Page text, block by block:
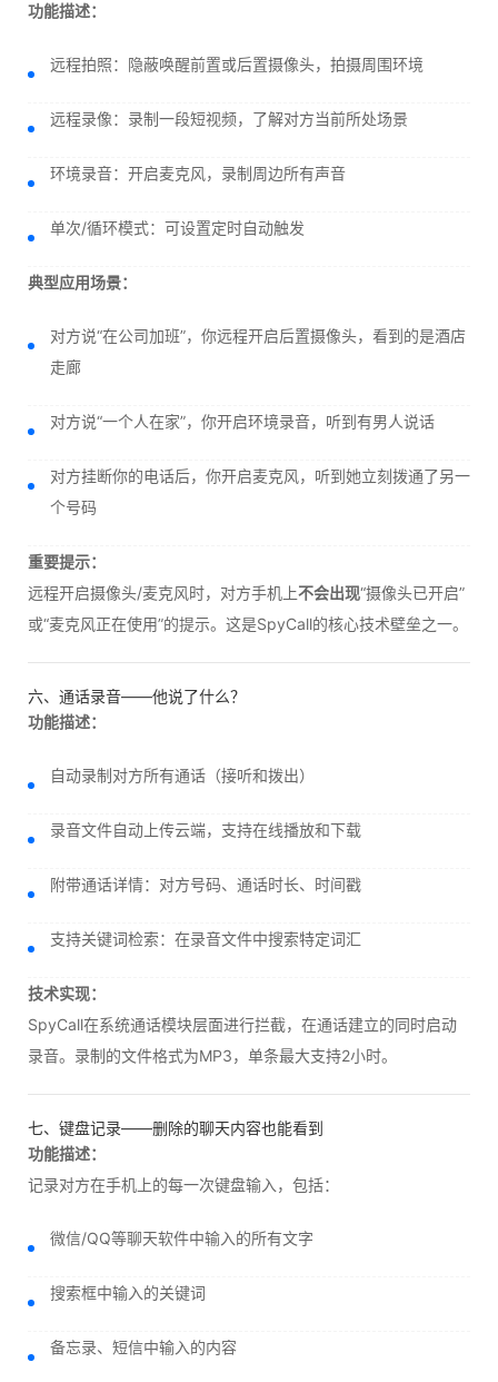
功能描述：
远程拍照：隐蔽唤醒前置或后置摄像头，拍摄周围环境
远程录像：录制一段短视频，了解对方当前所处场景
环境录音：开启麦克风，录制周边所有声音
单次/循环模式：可设置定时自动触发
典型应用场景：
对方说“在公司加班”，你远程开启后置摄像头，看到的是酒店
走廊
对方说“一个人在家”，你开启环境录音，听到有男人说话
对方挂断你的电话后，你开启麦克风，听到她立刻拨通了另一
个号码
重要提示：
远程开启摄像头/麦克风时，对方手机上不会出现“摄像头已开启”
或“麦克风正在使用”的提示。这是SpyCall的核心技术壁垒之一。
六、通话录音——他说了什么？
功能描述：
自动录制对方所有通话（接听和拨出）
录音文件自动上传云端，支持在线播放和下载
附带通话详情：对方号码、通话时长、时间戳
支持关键词检索：在录音文件中搜索特定词汇
技术实现：
SpyCall在系统通话模块层面进行拦截，在通话建立的同时启动
录音。录制的文件格式为MP3，单条最大支持2小时。
七、键盘记录——删除的聊天内容也能看到
功能描述：
记录对方在手机上的每一次键盘输入，包括：
微信/QQ等聊天软件中输入的所有文字
搜索框中输入的关键词
备忘录、短信中输入的内容